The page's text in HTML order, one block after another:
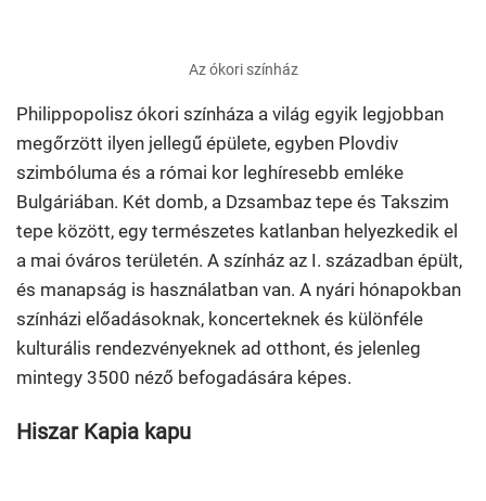
Az ókori színház
Philippopolisz ókori színháza a világ egyik legjobban
megőrzött ilyen jellegű épülete, egyben Plovdiv
szimbóluma és a római kor leghíresebb emléke
Bulgáriában. Két domb, a Dzsambaz tepe és Takszim
tepe között, egy természetes katlanban helyezkedik el
a mai óváros területén. A színház az I. században épült,
és manapság is használatban van. A nyári hónapokban
színházi előadásoknak, koncerteknek és különféle
kulturális rendezvényeknek ad otthont, és jelenleg
mintegy 3500 néző befogadására képes.
Hiszar Kapia kapu